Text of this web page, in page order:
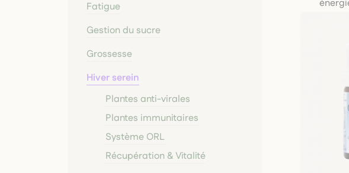
Fatigue
Gestion du sucre
Grossesse
Hiver serein
Plantes anti-virales
Plantes immunitaires
Système ORL
Récupération & Vitalité